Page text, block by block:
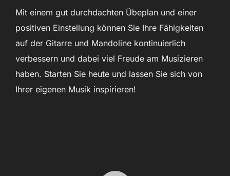
Mit einem gut durchdachten Übeplan und einer
positiven Einstellung können Sie Ihre Fähigkeiten
auf der Gitarre und Mandoline kontinuierlich
verbessern und dabei viel Freude am Musizieren
haben. Starten Sie heute und lassen Sie sich von
Ihrer eigenen Musik inspirieren!